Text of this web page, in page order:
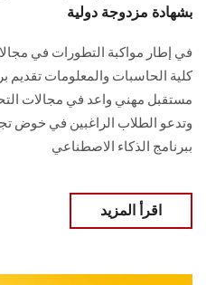
سجل
بشهادة مزدوجة دولية
في إطار مواكبة التطورات في
كلية الحاسبات والمعلومات تقديم
مستقبل مهني واعد في مجالات
وتدعو الطلاب الراغبين في خوض
ببرنامج الذكاء الاصطناعي
اقرأ المزيد